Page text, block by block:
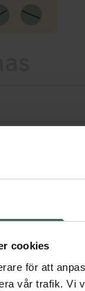
cookies
för att
vår trafik. Vi